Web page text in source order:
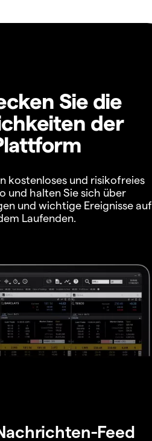
Sie die
der
kostenloses und risikofreies
und halten Sie sich über
und wichtige Ereignisse auf
Laufenden.
Feed